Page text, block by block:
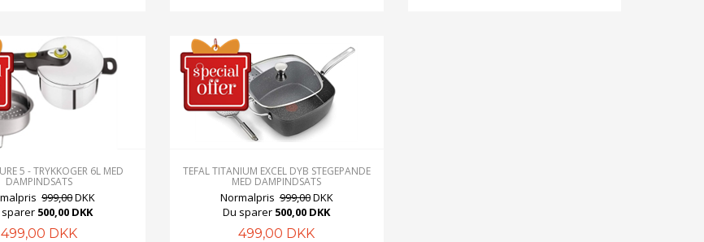
5 - TRYKKOGER 6L MED
DAMPINDSATS
999,00DKK
sparer 500,00 DKK
499,00 DKK
TEFAL TITANIUM EXCEL DYB STEGEPANDE
MED DAMPINDSATS
Normalpris 999,00DKK
Du sparer 500,00 DKK
499,00 DKK